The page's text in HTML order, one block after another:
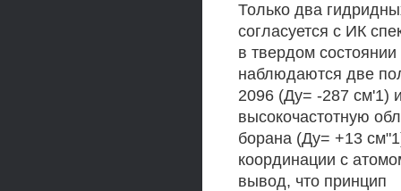
Только два
согласуется с ИК
в твердом
наблюдаются две
2096 (Ду= -287 см'1)
высокочастотную
борана (Ду= +13
координации с
вывод, что принцип